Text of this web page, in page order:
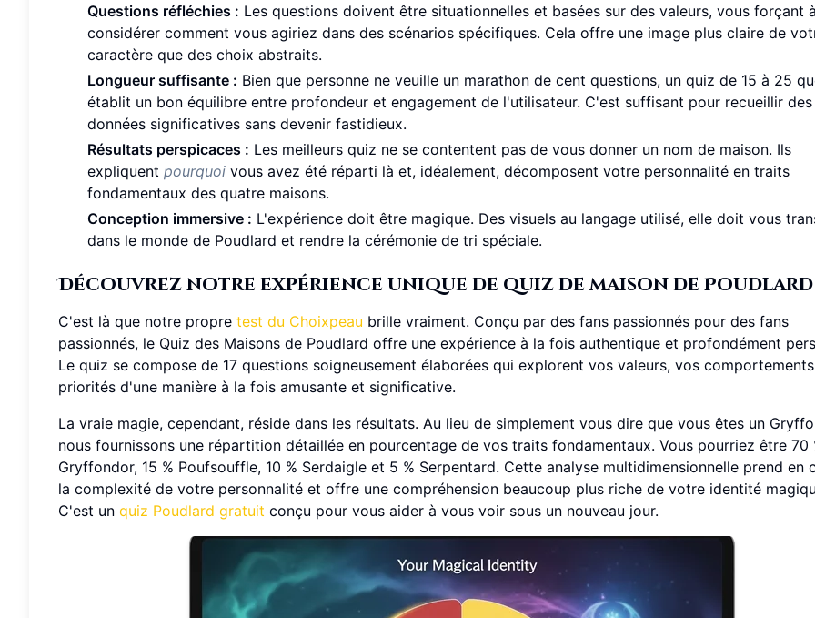
Questions réfléchies : Les questions doivent être situationnelles et basées sur des valeurs, vous forçant à
considérer comment vous agiriez dans des scénarios spécifiques. Cela offre une image plus claire de
caractère que des choix abstraits.
Longueur suffisante : Bien que personne ne veuille un marathon de cent questions, un quiz de 15 à 25
établit un bon équilibre entre profondeur et engagement de l'utilisateur. C'est suffisant pour recueillir des
données significatives sans devenir fastidieux.
Résultats perspicaces : Les meilleurs quiz ne se contentent pas de vous donner un nom de maison. Ils
expliquent pourquoi vous avez été réparti là et, idéalement, décomposent votre personnalité en traits
fondamentaux des quatre maisons.
Conception immersive : L'expérience doit être magique. Des visuels au langage utilisé, elle doit vous
dans le monde de Poudlard et rendre la cérémonie de tri spéciale.
Découvrez notre expérience unique de quiz de maison de Poudlard
C'est là que notre propre test du Choixpeau brille vraiment. Conçu par des fans passionnés pour des fans
passionnés, le Quiz des Maisons de Poudlard offre une expérience à la fois authentique et profondément
Le quiz se compose de 17 questions soigneusement élaborées qui explorent vos valeurs, vos
priorités d'une manière à la fois amusante et significative.
La vraie magie, cependant, réside dans les résultats. Au lieu de simplement vous dire que vous êtes un
nous fournissons une répartition détaillée en pourcentage de vos traits fondamentaux. Vous pourriez être 70
Gryffondor, 15 % Poufsouffle, 10 % Serdaigle et 5 % Serpentard. Cette analyse multidimensionnelle prend en
la complexité de votre personnalité et offre une compréhension beaucoup plus riche de votre identité
C'est un quiz Poudlard gratuit conçu pour vous aider à vous voir sous un nouveau jour.